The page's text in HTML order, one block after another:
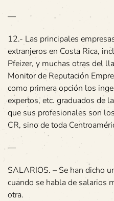
—
12.- Las principales
extranjeros en Costa Rica,
Pfeizer, y muchas otras del
Monitor de Reputación
como primera opción los
expertos, etc. graduados de
que sus profesionales son
CR, sino de toda
—
SALARIOS. – Se han dicho
cuando se habla de salarios
otra.